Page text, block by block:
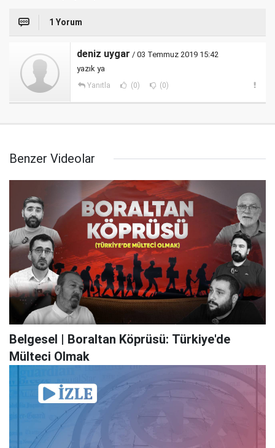
1 Yorum
deniz uygar / 03 Temmuz 2019 15:42
yazık ya
Yanıtla (0) (0)
Benzer Videolar
Belgesel | Boraltan Köprüsü: Türkiye'de
Mülteci Olmak